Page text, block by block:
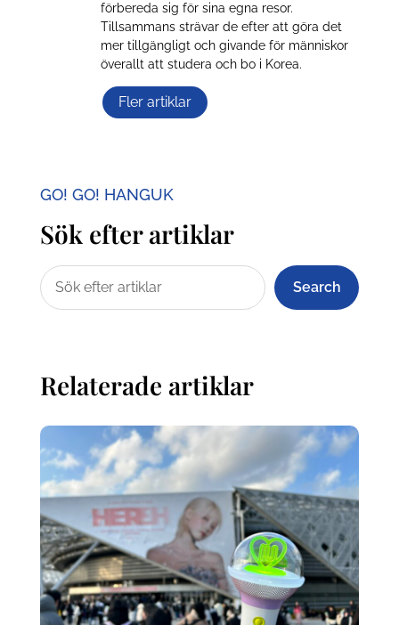
förbereda sig för sina egna resor.
Tillsammans strävar de efter att göra det
mer tillgängligt och givande för människor
överallt att studera och bo i Korea.
Fler artiklar
GO! GO! HANGUK
Sök efter artiklar
Search
Relaterade artiklar